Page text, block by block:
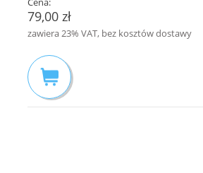
79,00 zł
zawiera 23% VAT, bez kosztów dostawy